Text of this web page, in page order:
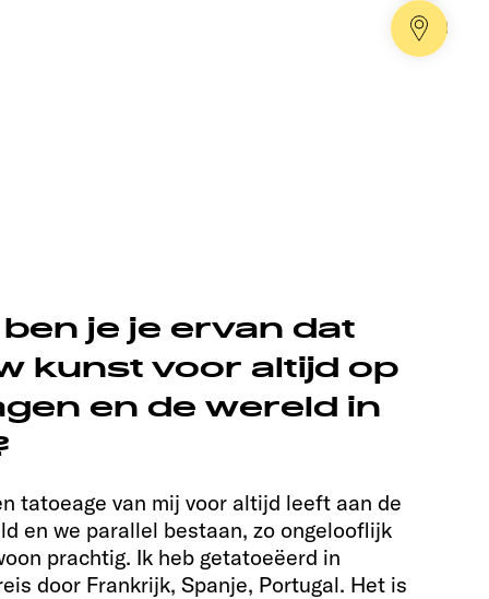
Dealer
je je ervan dat
kunst voor altijd op
en de wereld in
tatoeage van mij voor altijd leeft aan de
en we parallel bestaan, zo ongelooflijk
prachtig. Ik heb getatoeëerd in
door Frankrijk, Spanje, Portugal. Het is